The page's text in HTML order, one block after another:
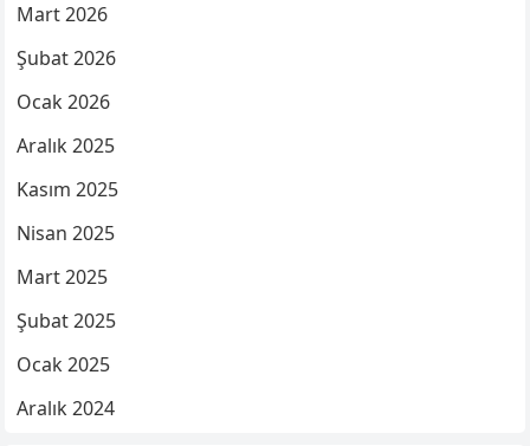
Mart 2026
Şubat 2026
Ocak 2026
Aralık 2025
Kasım 2025
Nisan 2025
Mart 2025
Şubat 2025
Ocak 2025
Aralık 2024